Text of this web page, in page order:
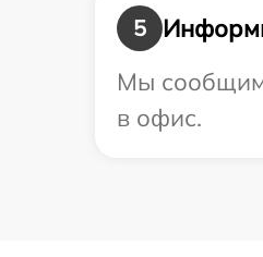
5
Мы сообщим
в офис.